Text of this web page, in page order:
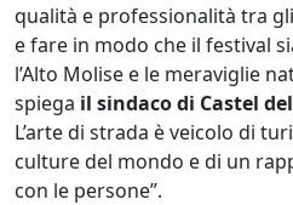
qualità e professionalità tra
e fare in modo che il festival
l’Alto Molise e le meraviglie
spiega il sindaco di Castel
L’arte di strada è veicolo di
culture del mondo e di un
con le persone”.